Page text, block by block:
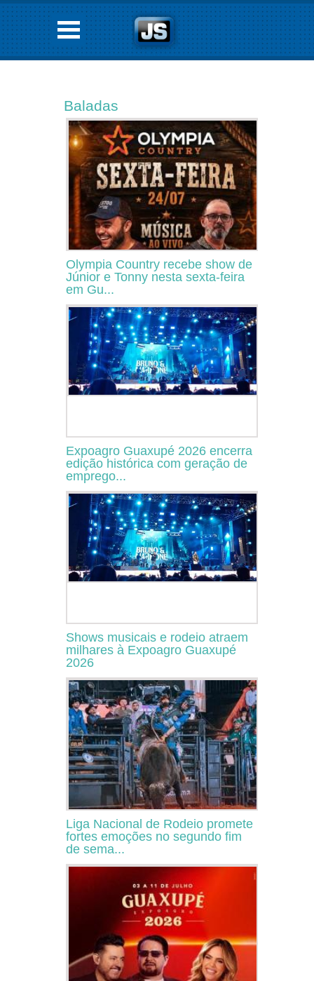
Baladas
Olympia Country recebe show de
Júnior e Tonny nesta sexta-feira
em Gu...
Expoagro Guaxupé 2026 encerra
edição histórica com geração de
emprego...
Shows musicais e rodeio atraem
milhares à Expoagro Guaxupé
2026
Liga Nacional de Rodeio promete
fortes emoções no segundo fim
de sema...